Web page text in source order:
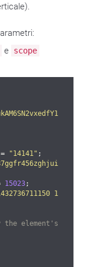
e scope
"14141" ;
15023;
1
the element's